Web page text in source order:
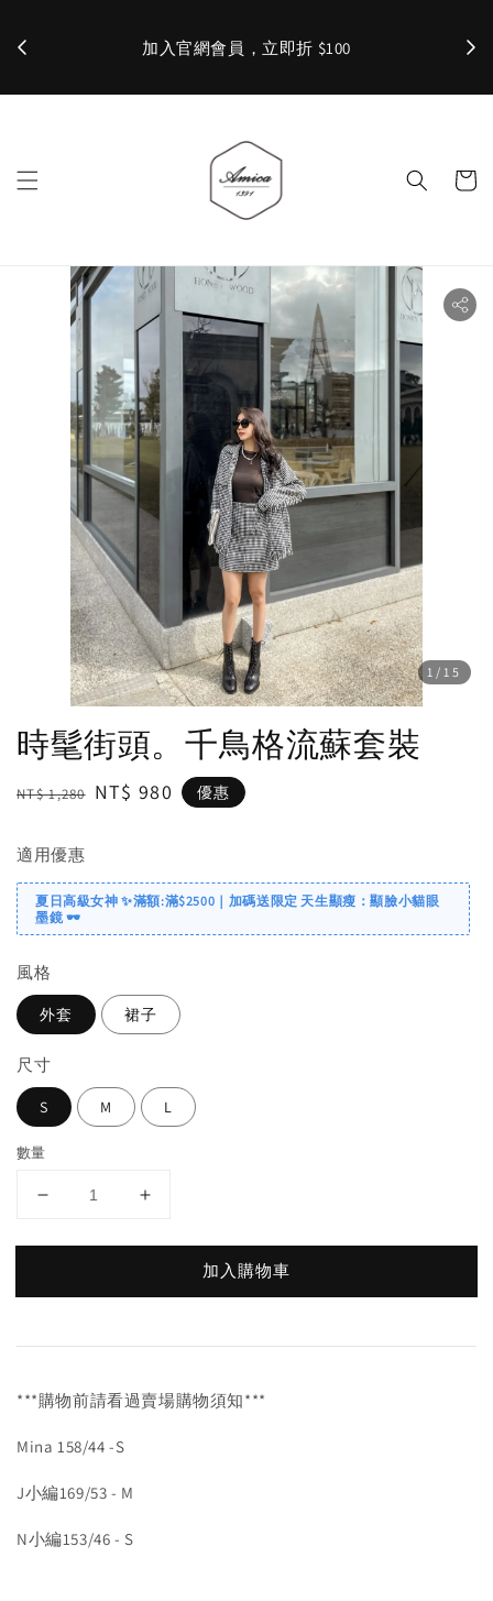
加入官網會員，立即折 $100 ✨
1 /15
時髦街頭。千鳥格流蘇套裝
Regular
NT$ 1,280 Sale
NT$ 980 優惠
適用優惠
夏日高級女神 ✨滿額:滿$2500｜加碼送限定 天生顯瘦：顯臉小貓眼
墨鏡 🕶️
風格
外套 裙子
尺寸
S M L
數量
加入購物車
***購物前請看過賣場購物須知***
Mina 158/44 -S
J小編169/53 - M
N小編153/46 - S